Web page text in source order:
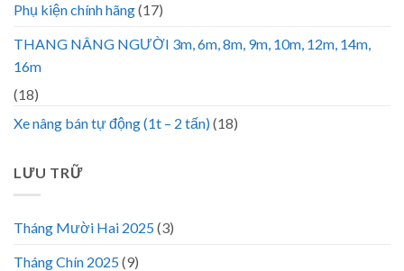
Phụ kiện chính hãng(17)
THANG NÂNG NGƯỜI 3m, 6m, 8m, 9m, 10m, 12m, 14m,
16m
(18)
Xe nâng bán tự động (1t – 2 tấn)(18)
LƯU TRỮ
Tháng Mười Hai 2025(3)
Tháng Chín 2025(9)